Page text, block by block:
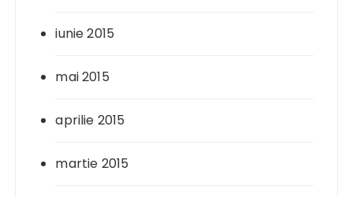
iunie 2015
mai 2015
aprilie 2015
martie 2015